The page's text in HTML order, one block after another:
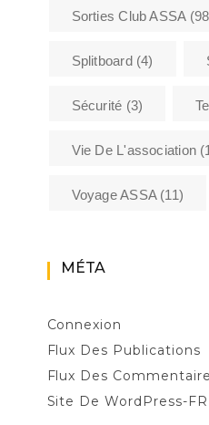
Sorties Club ASSA
Splitboard(4)
Sécurité (3)
Vie De L'association
Voyage ASSA(11)
MÉTA
Connexion
Flux Des Publications
Flux Des
Site De WordPress-FR